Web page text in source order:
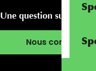
Une question sur votre
Nous contacter